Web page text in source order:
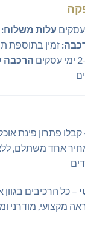
עלות משלוח:
זמין בתוספת
הרכבה
קבלו פתרון פינת
במחיר אחד משתלם,
– כל הרכיבים
מקצועי, מודרני